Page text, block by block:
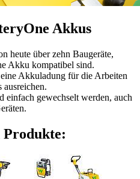
Akkus
heute über zehn Baugeräte,
Akku kompatibel sind.
Akkuladung für die Arbeiten
ausreichen.
einfach gewechselt werden, auch
Produkte: